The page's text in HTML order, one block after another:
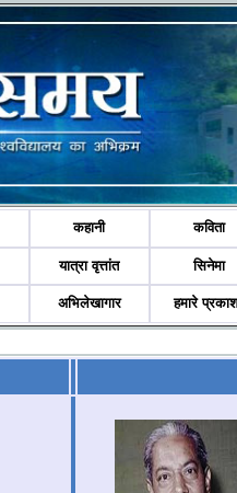
कहानी कविता
यात्रा वृत्तांत सिनेमा
अभिलेखागार हमारे